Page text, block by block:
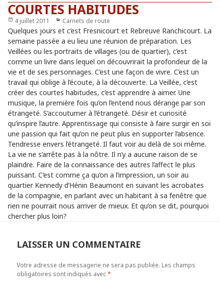
COURTES HABITUDES
Publié
le
4 juillet 2011 Catégories
Carnets de route
Quelques jours et c’est Fresnicourt et Rebreuve Ranchicourt. La
semaine passée a eu lieu une réunion de préparation. Les
Veillées ou les portraits de villages (ou de quartier), c’est
comme un livre dans lequel on découvrirait la profondeur de la
vie et de ses personnages. C’est une façon de vivre. C’est un
travail qui oblige à l’écoute, à la découverte. La Veillée, c’est
créer des courtes habitudes, c’est apprendre à aimer. Une
musique, la première fois qu’on l’entend nous dérange par son
étrangeté. S’accoutumer à l’étrangeté. Désir et curiosité
qu’inspire l’autre. Apprentissage qui consiste à faire surgir en soi
une passion qui fait qu’on ne peut plus en supporter l’absence.
Tendresse envers l’étrangeté. Il faut voir au delà de soi même.
La vie ne s’arrête pas à la nôtre. Il n’y a aucune raison de se
plaindre. Faire de la connaissance des autres l’affect le plus
puissant. C’est comme ça qu’on a l’impression, un soir au
quartier Kennedy d’Hénin Beaumont en suivant les acrobates
de la compagnie, en parlant avec un habitant à sa fenêtre que
rien ne pourrait nous arriver de mieux. Et qu’on se dit, pourquoi
chercher plus loin?
LAISSER UN COMMENTAIRE
Votre adresse de messagerie ne sera pas publiée. Les champs
obligatoires sont indiqués avec*